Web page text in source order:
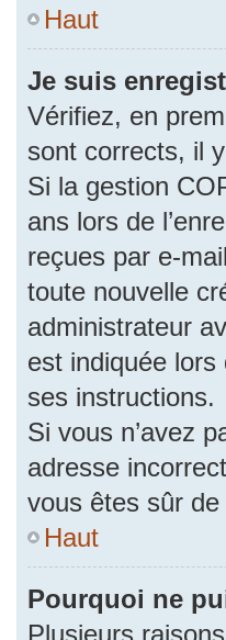
Haut
Je suis
Vérifiez, en
sont corrects, il
Si la gestion
ans lors de
reçues par e-
toute nouvelle
administrateur
est indiquée lors
ses instructions.
Si vous n’avez
adresse
vous êtes sûr
Haut
Pourquoi ne
Plusieurs